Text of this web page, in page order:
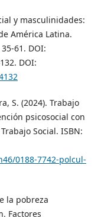
y masculinidades:
América Latina.
61. DOI:
DOI:
S. (2024). Trabajo
psicosocial con
Social. ISBN:
0188-7742-polcul-
la pobreza
Factores